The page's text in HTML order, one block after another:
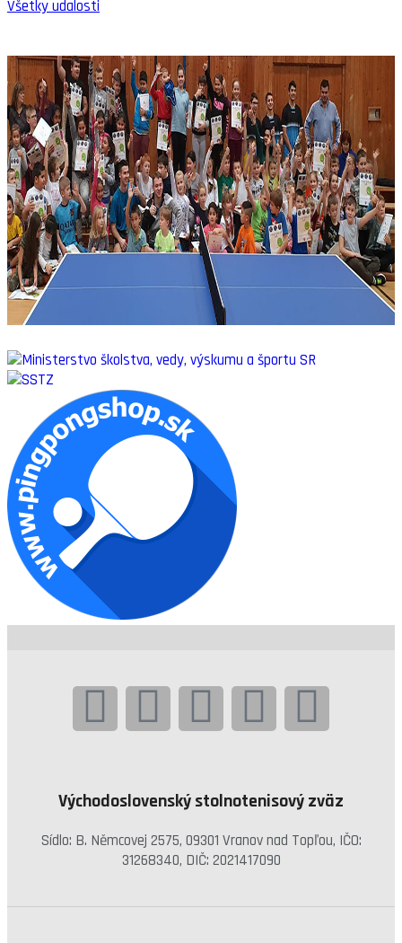
Všetky udalosti
Východoslovenský stolnotenisový zväz
Sídlo: B. Němcovej 2575, 09301 Vranov nad Topľou, IČO:
31268340, DIČ: 2021417090